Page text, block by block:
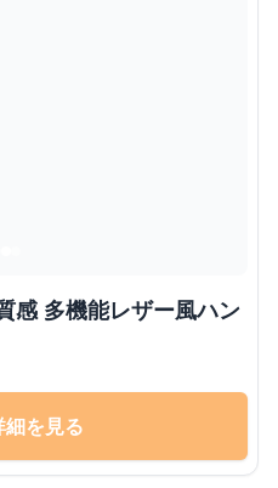
感 多機能レザー風ハン
を見る